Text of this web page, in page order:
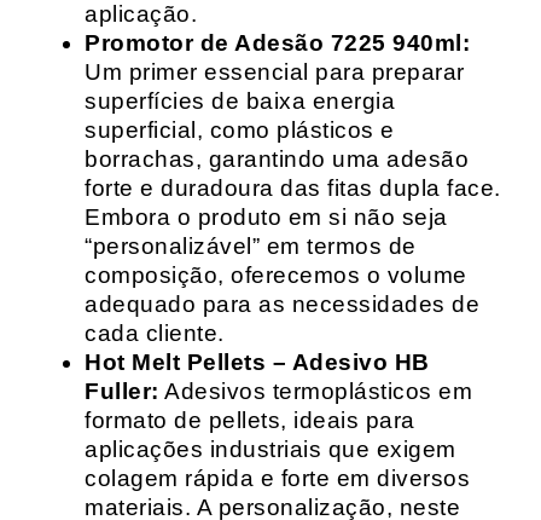
aplicação.
Promotor de Adesão 7225 940ml:
Um primer essencial para preparar
superfícies de baixa energia
superficial, como plásticos e
borrachas, garantindo uma adesão
forte e duradoura das fitas dupla face.
Embora o produto em si não seja
“personalizável” em termos de
composição, oferecemos o volume
adequado para as necessidades de
cada cliente.
Hot Melt Pellets – Adesivo HB
Fuller: Adesivos termoplásticos em
formato de pellets, ideais para
aplicações industriais que exigem
colagem rápida e forte em diversos
materiais. A personalização, neste